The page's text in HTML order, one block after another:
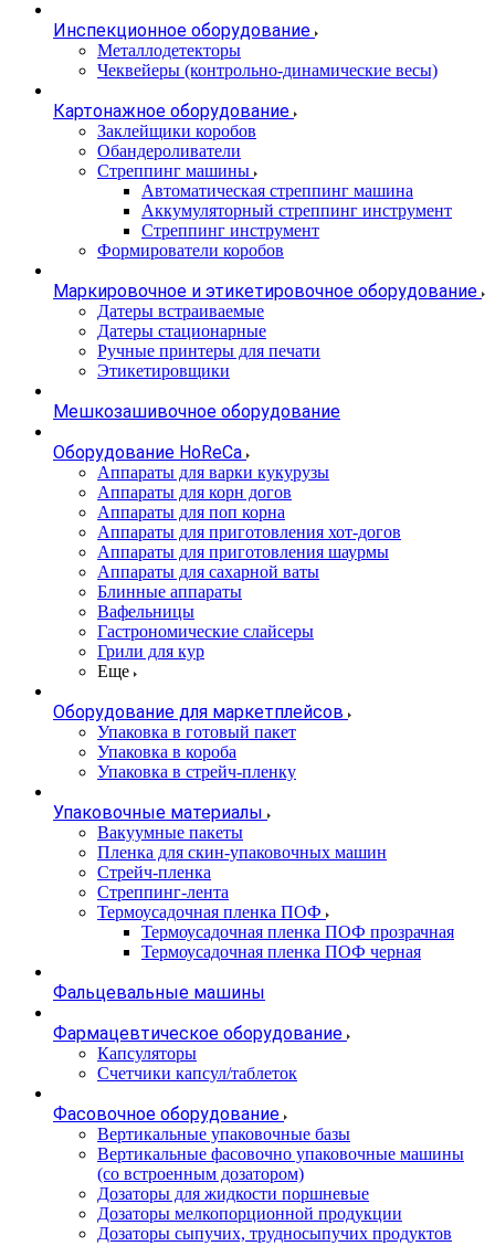
Инспекционное оборудование
Металлодетекторы
Чеквейеры (контрольно-динамические весы)
Картонажное оборудование
Заклейщики коробов
Обандероливатели
Стреппинг машины
Автоматическая стреппинг машина
Аккумуляторный стреппинг инструмент
Стреппинг инструмент
Формирователи коробов
Маркировочное и этикетировочное оборудование
Датеры встраиваемые
Датеры стационарные
Ручные принтеры для печати
Этикетировщики
Мешкозашивочное оборудование
Оборудование HoReCa
Аппараты для варки кукурузы
Аппараты для корн догов
Аппараты для поп корна
Аппараты для приготовления хот-догов
Аппараты для приготовления шаурмы
Аппараты для сахарной ваты
Блинные аппараты
Вафельницы
Гастрономические слайсеры
Грили для кур
Еще
Оборудование для маркетплейсов
Упаковка в готовый пакет
Упаковка в короба
Упаковка в стрейч-пленку
Упаковочные материалы
Вакуумные пакеты
Пленка для скин-упаковочных машин
Стрейч-пленка
Стреппинг-лента
Термоусадочная пленка ПОФ
Термоусадочная пленка ПОФ прозрачная
Термоусадочная пленка ПОФ черная
Фальцевальные машины
Фармацевтическое оборудование
Капсуляторы
Счетчики капсул/таблеток
Фасовочноe оборудование
Вертикальные упаковочные базы
Вертикальные фасовочно упаковочные машины
(со встроенным дозатором)
Дозаторы для жидкости поршневые
Дозаторы мелкопорционной продукции
Дозаторы сыпучих, трудносыпучих продуктов